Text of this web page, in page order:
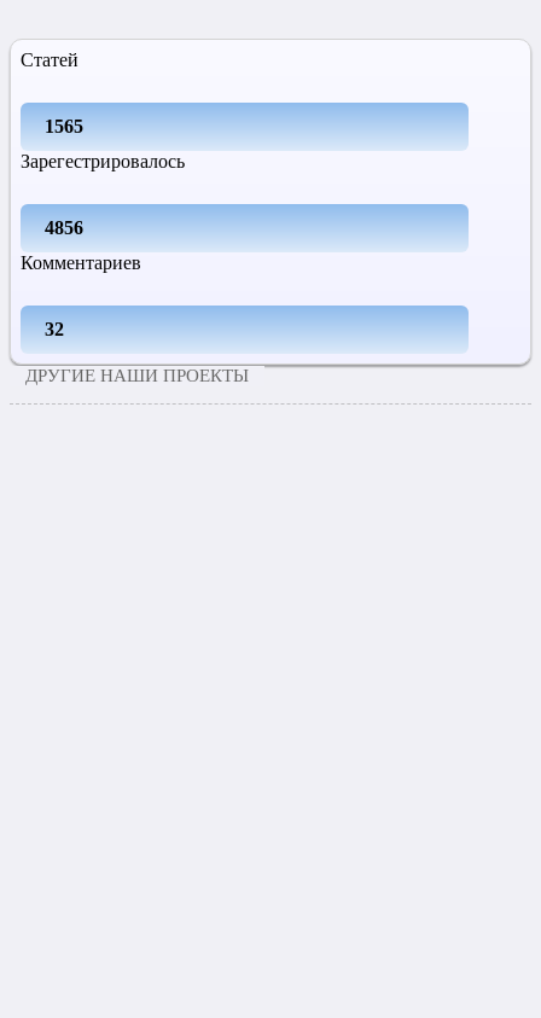
Статей
1565
Зарегестрировалось
4856
Комментариев
32
ДРУГИЕ НАШИ ПРОЕКТЫ